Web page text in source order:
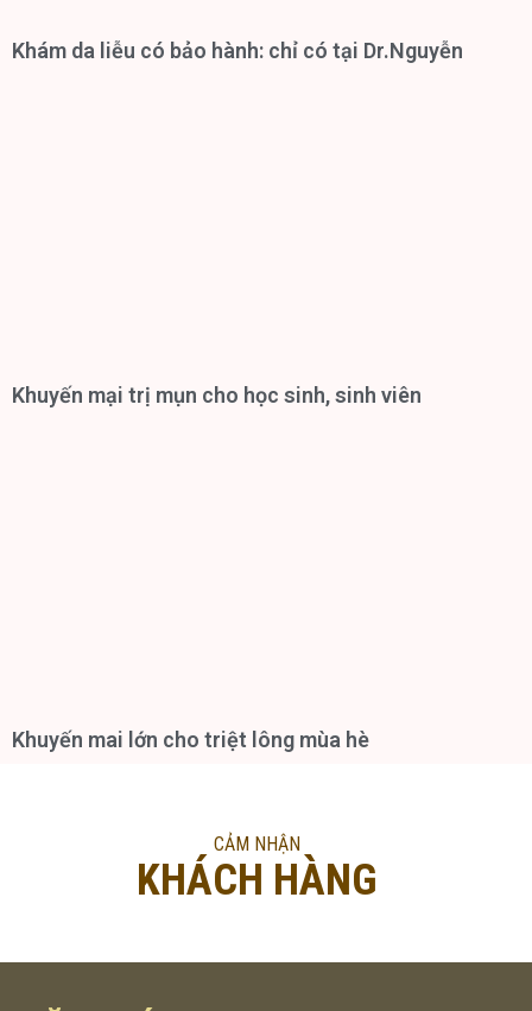
Khám da liễu có bảo hành: chỉ có tại Dr.Nguyễn
Khuyến mại trị mụn cho học sinh, sinh viên
Khuyến mai lớn cho triệt lông mùa hè
CẢM NHẬN
KHÁCH HÀNG